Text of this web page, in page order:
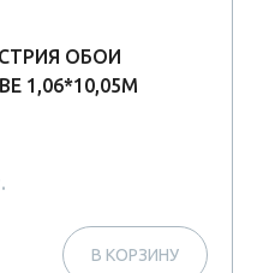
ОБОИ
1,06*10,05М
В КОРЗИНУ